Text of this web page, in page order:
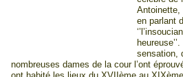
Antoinette,
en parlant
sensation,
nombreuses dames de la cour l’ont